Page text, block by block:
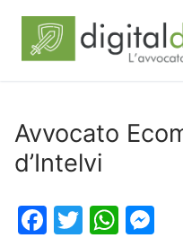
Avvocato
d’Intelvi
Facebook
Twitter